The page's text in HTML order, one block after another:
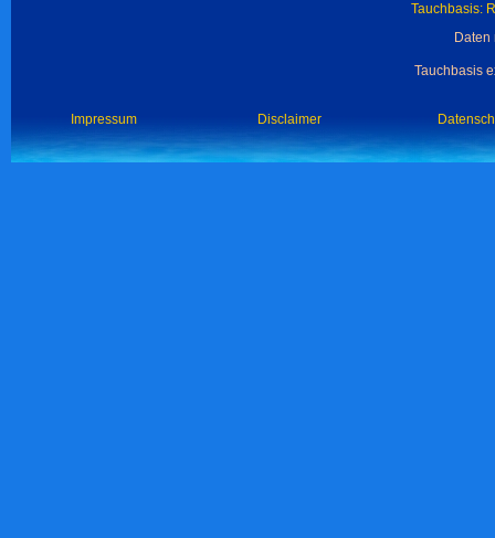
Tauchbasis:
Tauchbasis
Impressum Disclaimer